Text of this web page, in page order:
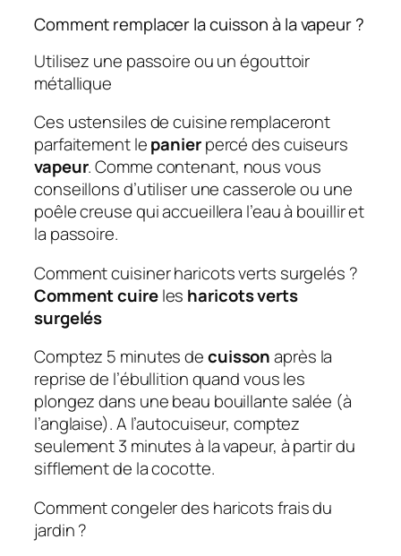
Comment remplacer la cuisson à la vapeur ?
Utilisez une passoire ou un égouttoir
métallique
Ces ustensiles de cuisine remplaceront
parfaitement lepanierpercé des cuiseurs
vapeur. Comme contenant, nous vous
conseillons d’utiliser une casserole ou une
poêle creuse qui accueillera l’eau à bouillir et
la passoire.
Comment cuisiner haricots verts surgelés ?
Comment cuireles haricots verts
surgelés
Comptez 5 minutes decuissonaprès la
reprise de l’ébullition quand vous les
plongez dans une beau bouillante salée (à
l’anglaise). A l’autocuiseur, comptez
seulement 3 minutes à la vapeur, à partir du
sifflement de la cocotte.
Comment congeler des haricots frais du
jardin ?